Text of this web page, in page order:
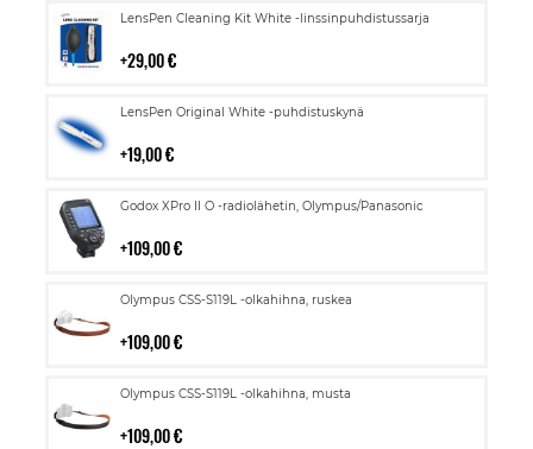
LensPen Cleaning Kit White -linssinpuhdistussarja
29,00 €
Lisää
LensPen Original White -puhdistuskynä
19,00 €
Lisää
Godox XPro II O -radiolähetin, Olympus/Panasonic
109,00 €
Lisää
Olympus CSS-S119L -olkahihna, ruskea
109,00 €
Lisää
Olympus CSS-S119L -olkahihna, musta
109,00 €
Lisää